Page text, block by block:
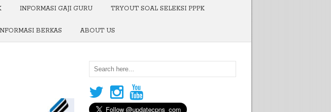
INFORMASI GAJI GURU TRYOUT SOAL SELEKSI PPPK
BERKAS ABOUT US